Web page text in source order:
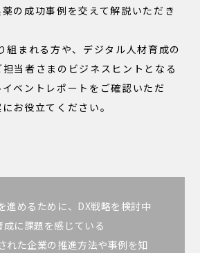
の成功事例を交えて解説いただき
組まれる方や、デジタル人材育成の
当者さまのビジネスヒントとなる
ベントレポートをご確認いただ
お役立てください。
進めるために、DX戦略を検討中
に課題を感じている
れた企業の推進方法や事例を知